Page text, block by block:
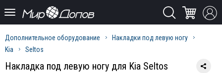
Дополнительное оборудование
Накладки под левую ногу
Kia
Seltos
Накладка под левую ногу для Kia Seltos